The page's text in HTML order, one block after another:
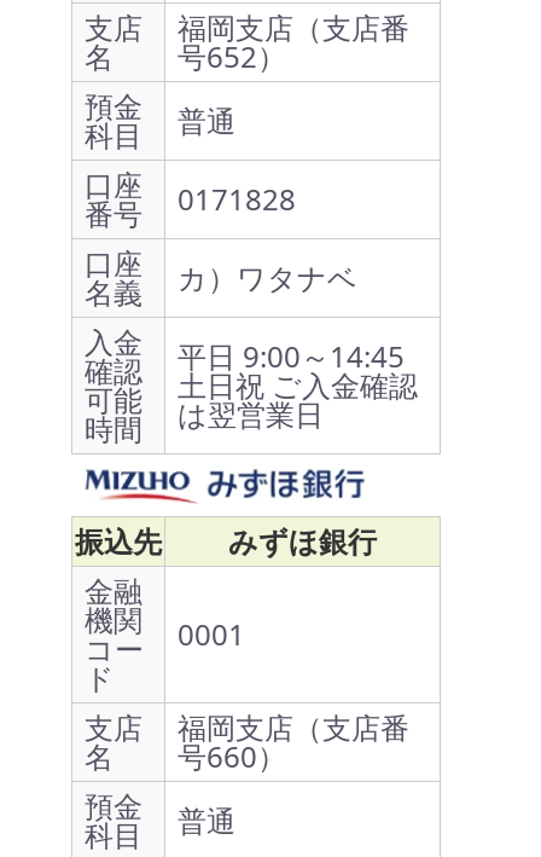
支店
名
福岡支店（支店番
号652）
預金
科目
普通
口座
番号
0171828
口座
名義
カ）ワタナベ
入金
確認
可能
時間
平日 9:00～14:45
土日祝 ご入金確認
は翌営業日
振込先
みずほ銀行
金融
機関
コー
ド
0001
支店
名
福岡支店（支店番
号660）
預金
科目
普通